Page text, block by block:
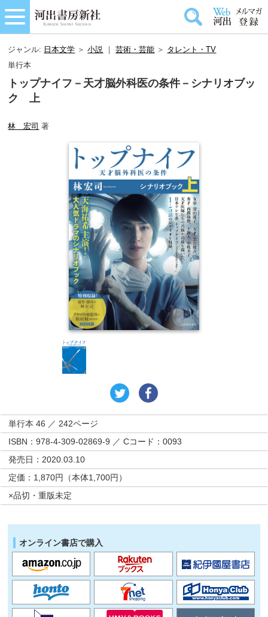
ジャンル: 日本文学 ＞小説 ｜芸術・芸能 ＞ タレント・TV
単行本
トップナイフ－天才脳外科医の条件－シナリオブッ
ク 上
林 宏司 著
単行本 46 ／ 242ページ
ISBN：978-4-309-02869-9 ／ Cコード：0093
発売日：2020.03.10
定価：1,870円（本体1,700円）
×品切・重版未定
オンライン書店で購入